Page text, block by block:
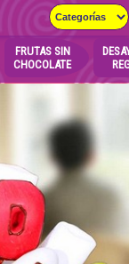
FRUTAS SIN
CHOCOLATE